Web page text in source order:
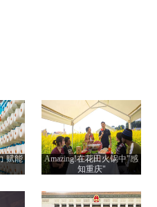
赋能
Amazing!在花田火锅中"感
知重庆"